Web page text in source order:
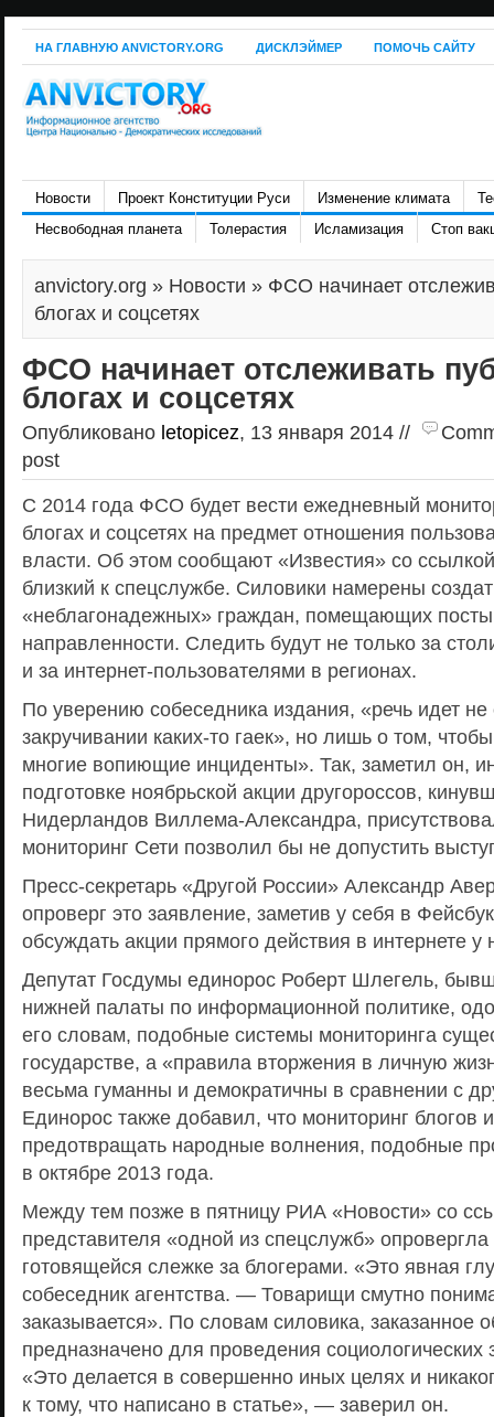
НА ГЛАВНУЮ ANVICTORY.ORG ДИСКЛЭЙМЕР ПОМОЧЬ САЙТУ
Новости Проект Конституции Руси Изменение климата
Несвободная планета
Толерастия Исламизация Стоп
anvictory.org » Новости » ФСО начинает
блогах и соцсетях
ФСО начинает отслеживать
блогах и соцсетях
Опубликовано letopicez, 13 января 2014 //
post
С 2014 года ФСО будет вести ежедневный
блогах и соцсетях на предмет отношения
власти. Об этом сообщают «Известия» со
близкий к спецслужбе. Силовики намерены
«неблагонадежных» граждан, помещающих посты
направленности. Следить будут не только за
и за интернет-пользователями в регионах.
По уверению собеседника издания, «речь идет не
закручивании каких-то гаек», но лишь о том,
многие вопиющие инциденты». Так, заметил он,
подготовке ноябрьской акции другороссов,
Нидерландов Виллема-Александра,
мониторинг Сети позволил бы не допустить
Пресс-секретарь «Другой России» Александр
опроверг это заявление, заметив у себя в
обсуждать акции прямого действия в интернете у
Депутат Госдумы единорос Роберт Шлегель,
нижней палаты по информационной политике,
его словам, подобные системы мониторинга
государстве, а «правила вторжения в личную
весьма гуманны и демократичны в сравнении с
Единорос также добавил, что мониторинг блогов
предотвращать народные волнения, подобные
в октябре 2013 года.
Между тем позже в пятницу РИА «Новости» со
представителя «одной из спецслужб»
готовящейся слежке за блогерами. «Это явная
собеседник агентства. — Товарищи смутно
заказывается». По словам силовика, заказанное
предназначено для проведения социологических
«Это делается в совершенно иных целях и
к тому, что написано в статье», — заверил он.